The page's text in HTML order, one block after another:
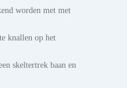
worden met met
knallen op het
skeltertrek baan en